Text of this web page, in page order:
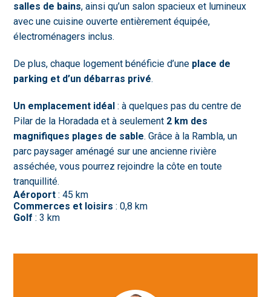
salles de bains, ainsi qu’un salon spacieux et lumineux
avec une cuisine ouverte entièrement équipée,
électroménagers inclus.
De plus, chaque logement bénéficie d’une place de
parking et d’un débarras privé.
Un emplacement idéal : à quelques pas du centre de
Pilar de la Horadada et à seulement 2 km des
magnifiques plages de sable. Grâce à la Rambla, un
parc paysager aménagé sur une ancienne rivière
asséchée, vous pourrez rejoindre la côte en toute
tranquillité.
Aéroport : 45 km
Commerces et loisirs : 0,8 km
Golf : 3 km